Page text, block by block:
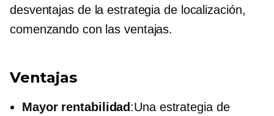
desventajas de la estrategia de localización,
comenzando con las ventajas.
Ventajas
Mayor rentabilidad:Una estrategia de